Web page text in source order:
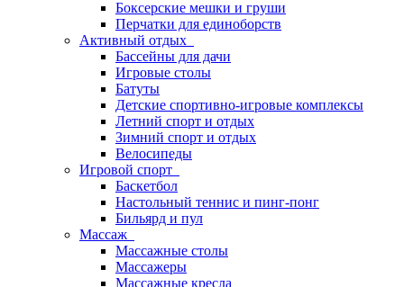
Боксерские мешки и груши
Перчатки для единоборств
Активный отдых
Бассейны для дачи
Игровые столы
Батуты
Детские спортивно-игровые комплексы
Летний спорт и отдых
Зимний спорт и отдых
Велосипеды
Игровой спорт
Баскетбол
Настольный теннис и пинг-понг
Бильярд и пул
Массаж
Массажные столы
Массажеры
Массажные кресла